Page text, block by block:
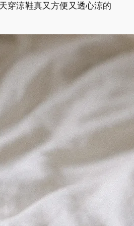
穿涼鞋真又方便又透心涼的